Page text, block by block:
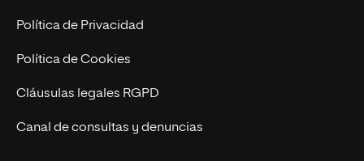
Postgrados
Cursos Universitarios
Trabaja en UNIR
Actualidad
UNIR Revista
Eventos
Política de Privacidad
Política de Cookies
Cláusulas legales RGPD
Canal de consultas y denuncias